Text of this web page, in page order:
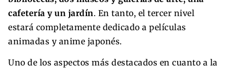
cafetería y un jardín. En tanto, el tercer nivel
estará completamente dedicado a películas
animadas y anime japonés.
Uno de los aspectos más destacados en cuanto a la